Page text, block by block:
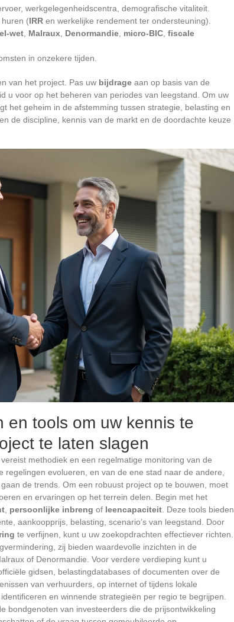
werkgelegenheidscentra, demografische vitaliteit.
huren (IRR en werkelijke rendement ter ondersteuning).
wet Malraux Denormandie micro-BIC fiscale
in onzekere tijden.
van het project. Pas uw bijdrage aan op basis van de
u voor op het beheren van periodes van leegstand. Om uw
het geheim in de afstemming tussen strategie, belasting en
de discipline, kennis van de markt en de doordachte keuze
en tools om uw kennis te
te laten slagen
vereist methodiek en een regelmatige monitoring van de
regelingen evolueren, en van de ene stad naar de andere,
de trends. Om een robuust project op te bouwen, moet
en ervaringen op het terrein delen. Begin met het
persoonlijke inbreng of leencapaciteit . Deze tools bieden
aankoopprijs, belasting, scenario’s van leegstand. Door
te verfijnen, kunt u uw zoekopdrachten effectiever richten.
zij bieden waardevolle inzichten in de
of Denormandie. Voor verdere verdieping kunt u
gidsen, belastingdatabases of documenten over de
van verhuurders, op internet of tijdens lokale
en winnende strategieën per regio te begrijpen.
bondgenoten van investeerders die de prijsontwikkeling